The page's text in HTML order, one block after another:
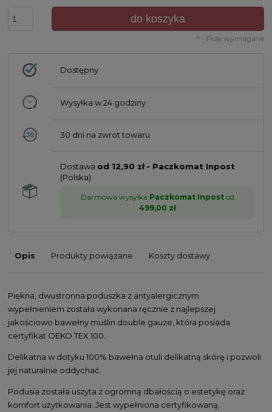
do koszyka
* - Pole wymagane
Dostępny
Wysyłka w24 godziny
30 dni na zwrot towaru
Dostawa od 12,90 zł - Paczkomat Inpost
(Polska)
Darmowa wysyłka Paczkomat Inpostod
499,00 zł
Opis Produkty powiązane Koszty dostawy
Piękna, dwustronna poduszka z antyalergicznym
wypełnieniem została wykonana ręcznie z najlepszej
jakościowo bawełny muślin double gauze, która posiada
certyfikat OEKO TEX 100.
Delikatna w dotyku 100% bawełna otuli delikatną skórę i pozwoli
jej naturalnie oddychać.
Podusia została uszyta z ogromną dbałością o estetykę oraz
komfort użytkowania. Jest wypełniona certyfikowaną,